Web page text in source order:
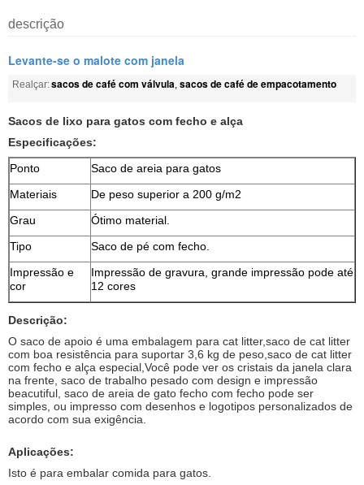
descrição
Levante-se o malote com janela
Realçar:sacos de café com válvula, sacos de café de empacotamento
Sacos de lixo para gatos com fecho e alça
Especificações:
Ponto
Saco de areia para gatos
Materiais
De peso superior a 200 g/m2
Grau
Ótimo material.
Tipo
Saco de pé com fecho.
Impressão e
cor
Impressão de gravura, grande impressão pode até
12 cores
Descrição:
O saco de apoio é uma embalagem para cat litter,saco de cat litter
com boa resistência para suportar 3,6 kg de peso,saco de cat litter
com fecho e alça especial,Você pode ver os cristais da janela clara
na frente, saco de trabalho pesado com design e impressão
beacutiful, saco de areia de gato fecho com fecho pode ser
simples, ou impresso com desenhos e logotipos personalizados de
acordo com sua exigência.
Aplicações:
Isto é para embalar comida para gatos.